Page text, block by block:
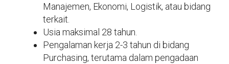
Manajemen, Ekonomi, Logistik, atau bidang
terkait.
Usia maksimal 28 tahun.
Pengalaman kerja 2-3 tahun di bidang
Purchasing, terutama dalam pengadaan